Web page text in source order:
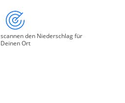
den Niederschlag für
Deinen Ort